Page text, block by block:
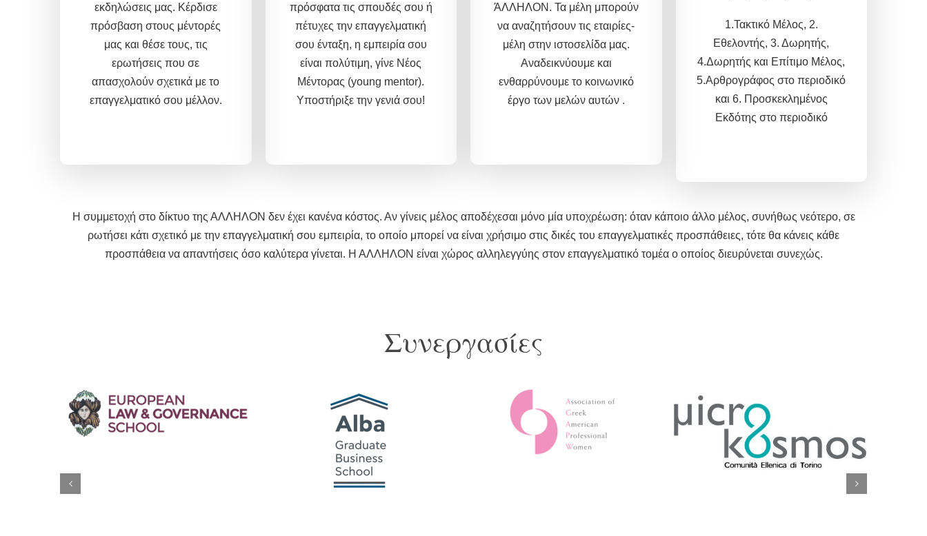
εκδηλώσεις μας. Κέρδισε
πρόσβαση στους μέντορές
μας και θέσε τους, τις
ερωτήσεις που σε
απασχολούν σχετικά με το
επαγγελματικό σου μέλλον.
πρόσφατα τις σπουδές σου ή
πέτυχες την επαγγελματική
σου ένταξη, η εμπειρία σου
είναι πολύτιμη,γίνε Νέος
Μέντορας (young mentor).
Υποστήριξε την γενιά σου!
ΆΛΛΗΛΟΝ. Τα μέλη μπορούν
να αναζητήσουν τις εταιρίες-
μέλη στην ιστοσελίδα μας.
Αναδεικνύουμε και
ενθαρρύνουμε το κοινωνικό
έργο των μελών αυτών .
1.Τακτικό Μέλος, 2.
Εθελοντής, 3.Δωρητής,
4.Δωρητής και Επίτιμο Μέλος,
5.Αρθρογράφος στο περιοδικό
και 6. Προσκεκλημένος
Εκδότης στο περιοδικό
Η συμμετοχή στο δίκτυο της ΑΛΛΗΛΟΝ δεν έχει κανένα κόστος. Αν γίνεις μέλος αποδέχεσαι μόνο μία υποχρέωση: όταν κάποιο άλλο μέλος, συνήθως νεότερο, σε
ρωτήσει κάτι σχετικό με την επαγγελματική σου εμπειρία, το οποίο μπορεί να είναι χρήσιμο στις δικές του επαγγελματικές προσπάθειες, τότε θα κάνεις κάθε
προσπάθεια να απαντήσεις όσο καλύτερα γίνεται. Η ΑΛΛΗΛΟΝ είναι χώρος αλληλεγγύης στον επαγγελματικό τομέα ο οποίος διευρύνεται συνεχώς.
Συνεργασίες